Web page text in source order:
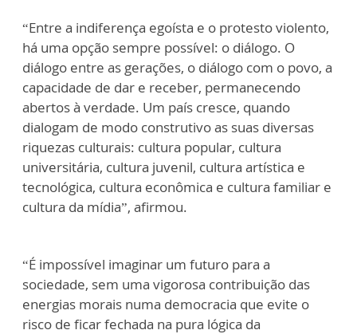
“Entre a indiferença egoísta e o protesto violento,
há uma opção sempre possível: o diálogo. O
diálogo entre as gerações, o diálogo com o povo, a
capacidade de dar e receber, permanecendo
abertos à verdade. Um país cresce, quando
dialogam de modo construtivo as suas diversas
riquezas culturais: cultura popular, cultura
universitária, cultura juvenil, cultura artística e
tecnológica, cultura econômica e cultura familiar e
cultura da mídia”, afirmou.
“É impossível imaginar um futuro para a
sociedade, sem uma vigorosa contribuição das
energias morais numa democracia que evite o
risco de ficar fechada na pura lógica da